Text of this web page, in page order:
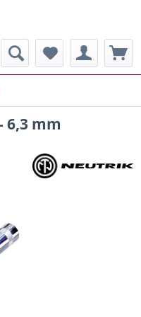
6,3 mm